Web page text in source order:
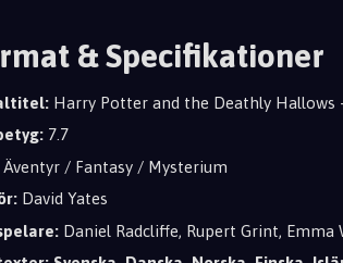
& Specifikationer
Harry Potter and the Deathly Hallows
7.7
Äventyr / Fantasy / Mysterium
David Yates
Daniel Radcliffe, Rupert Grint,